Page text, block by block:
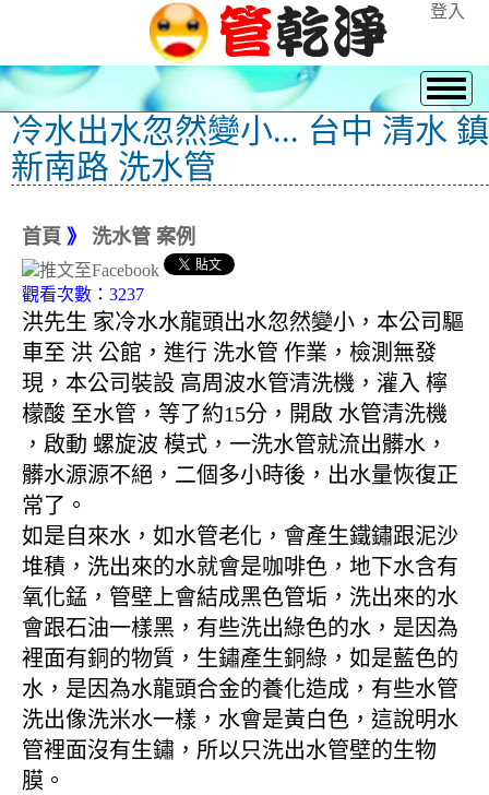
登入
冷水出水忽然變小... 台中 清水 鎮
新南路 洗水管
首頁 》 洗水管 案例
觀看次數：3237
洪先生 家冷水水龍頭出水忽然變小，本公司驅
車至 洪 公館，進行 洗水管 作業，檢測無發
現，本公司裝設 高周波水管清洗機，灌入 檸
檬酸 至水管，等了約15分，開啟 水管清洗機
，啟動 螺旋波 模式，一洗水管就流出髒水，
髒水源源不絕，二個多小時後，出水量恢復正
常了。
如是自來水，如水管老化，會產生鐵鏽跟泥沙
堆積，洗出來的水就會是咖啡色，地下水含有
氧化錳，管壁上會結成黑色管垢，洗出來的水
會跟石油一樣黑，有些洗出綠色的水，是因為
裡面有銅的物質，生鏽產生銅綠，如是藍色的
水，是因為水龍頭合金的養化造成，有些水管
洗出像洗米水一樣，水會是黃白色，這說明水
管裡面沒有生鏽，所以只洗出水管壁的生物
膜。